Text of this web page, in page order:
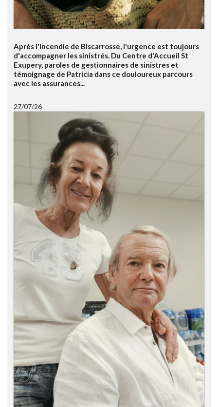
Après l'incendie de Biscarrosse, l'urgence est toujours
d'accompagner les sinistrés. Du Centre d'Accueil St
Exupery, paroles de gestionnaires de sinistres et
témoignage de Patricia dans ce douloureux parcours
avec les assurances...
27/07/26